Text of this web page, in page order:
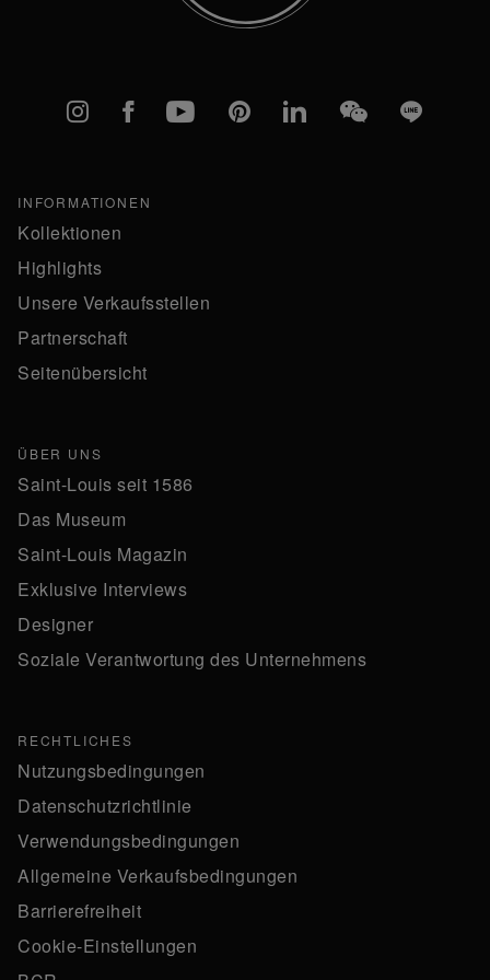
Instagram
FacebookYouTubePinterestlinkedInWeChatLine
INFORMATIONEN
Kollektionen
Highlights
Unsere Verkaufsstellen
Partnerschaft
Seitenübersicht
ÜBER UNS
Saint-Louis seit 1586
Das Museum
Saint-Louis Magazin
Exklusive Interviews
Designer
Soziale Verantwortung des Unternehmens
RECHTLICHES
Nutzungsbedingungen
Datenschutzrichtlinie
Verwendungsbedingungen
Allgemeine Verkaufsbedingungen
Barrierefreiheit
Cookie-Einstellungen